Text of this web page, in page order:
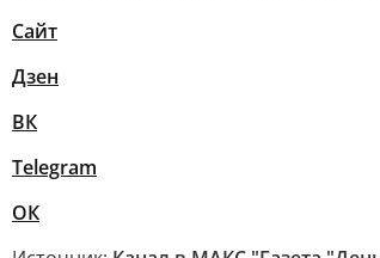
Сайт
Дзен
ВК
Telegram
ОК